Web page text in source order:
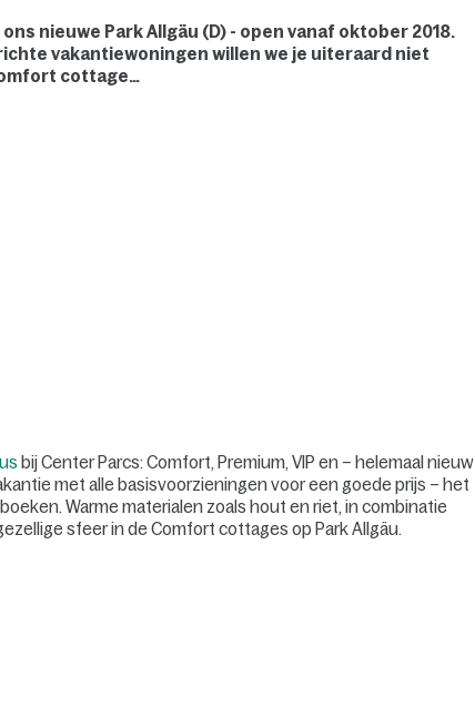
nieuwe Park Allgäu (D) - open vanaf oktober 2018.
vakantiewoningen willen we je uiteraard niet
cottage…
bij Center Parcs: Comfort, Premium, VIP en – helemaal nieuw
met alle basisvoorzieningen voor een goede prijs – het
Warme materialen zoals hout en riet, in combinatie
sfeer in de Comfort cottages op Park Allgäu.